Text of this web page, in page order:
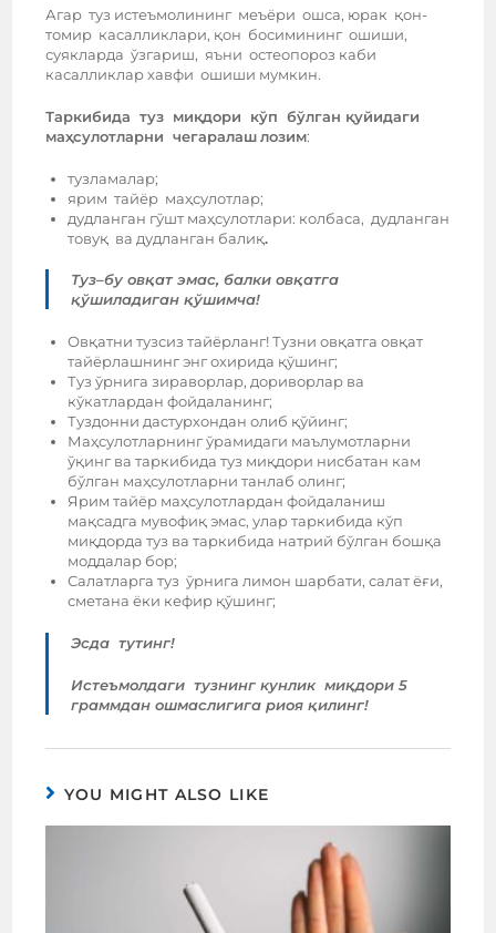
Агар туз истеъмолининг меъёри ошса, юрак қон-
томир касалликлари, қон босимининг ошиши,
суякларда ўзгариш, яъни остеопороз каби
касалликлар хавфи ошиши мумкин.
Таркибида туз миқдори кўп бўлган қуйидаги
маҳсулотларни чегаралаш лозим:
тузламалар;
ярим тайёр маҳсулотлар;
дудланган гўшт маҳсулотлари: колбаса, дудланган
товуқ ва дудланган балиқ.
Туз–бу овқат эмас, балки овқатга
қўшиладиган қўшимча!
Овқатни тузсиз тайёрланг! Тузни овқатга овқат
тайёрлашнинг энг охирида қўшинг;
Туз ўрнига зираворлар, дориворлар ва
кўкатлардан фойдаланинг;
Туздонни дастурхондан олиб қўйинг;
Маҳсулотларнинг ўрамидаги маълумотларни
ўқинг ва таркибида туз миқдори нисбатан кам
бўлган маҳсулотларни танлаб олинг;
Ярим тайёр маҳсулотлардан фойдаланиш
мақсадга мувофиқ эмас, улар таркибида кўп
миқдорда туз ва таркибида натрий бўлган бошқа
моддалар бор;
Салатларга туз ўрнига лимон шарбати, салат ёғи,
сметана ёки кефир қўшинг;
Эсда тутинг!
Истеъмолдаги тузнинг кунлик миқдори 5
граммдан ошмаслигига риоя қилинг!
YOU MIGHT ALSO LIKE